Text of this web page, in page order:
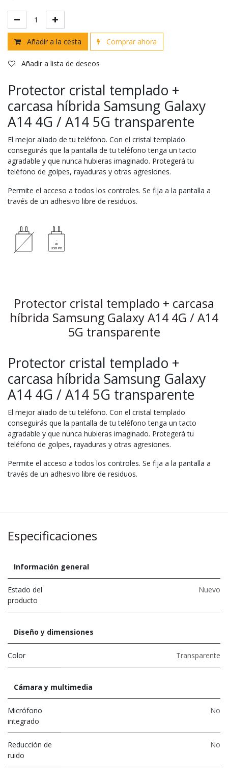
Añadir a la cesta Comprar ahora
Añadir a lista de deseos
Protector cristal templado +
carcasa híbrida Samsung Galaxy
A14 4G / A14 5G transparente
El mejor aliado de tu teléfono. Con el cristal templado
conseguirás que la pantalla de tu teléfono tenga un tacto
agradable y que nunca hubieras imaginado. Protegerá tu
teléfono de golpes, rayaduras y otras agresiones.
Permite el acceso a todos los controles. Se fija a la pantalla a
través de un adhesivo libre de residuos.
Protector cristal templado + carcasa
híbrida Samsung Galaxy A14 4G / A14
5G transparente
Protector cristal templado +
carcasa híbrida Samsung Galaxy
A14 4G / A14 5G transparente
El mejor aliado de tu teléfono. Con el cristal templado
conseguirás que la pantalla de tu teléfono tenga un tacto
agradable y que nunca hubieras imaginado. Protegerá tu
teléfono de golpes, rayaduras y otras agresiones.
Permite el acceso a todos los controles. Se fija a la pantalla a
través de un adhesivo libre de residuos.
Especificaciones
Información general
Estado del
producto
Nuevo
Diseño y dimensiones
Color Transparente
Cámara y multimedia
Micrófono
integrado
No
Reducción de
ruido
No